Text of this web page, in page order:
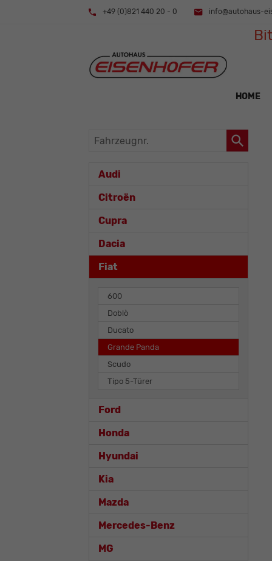
+49 (0)821 440 20 - 0 info@autohaus-
HOME
Fahrzeugnr.
Audi
Citroën
Cupra
Dacia
Fiat
600
Doblò
Ducato
Grande Panda
Scudo
Tipo 5-Türer
Ford
Honda
Hyundai
Kia
Mazda
Mercedes-Benz
MG